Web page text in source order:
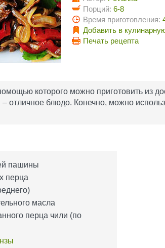
Порций: 6-8
Время приготовления:
Добавить в
Печать рецепта
которого можно приготовить из
отличное блюдо. Конечно, можно
пашины
перца
масла
перца чили (по